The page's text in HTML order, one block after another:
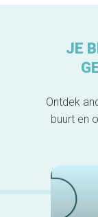
JE
Ontdek
buurt en